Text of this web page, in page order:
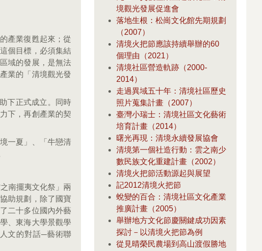
產業復甦起來；從
個目標，必須集結
域的發展，是無法
業的「清境觀光發
下正式成立。同時
下，再創產業的契
一夏」、「牛戀清
南擺夷文化祭」兩
助規劃，除了國寶
二十多位國內外藝
、東海大學景觀學
文的對話─藝術聯
境觀光發展促進會
落地生根：松崗文化館先期規劃
（2007）
清境火把節應該持續舉辦的60
個理由（2021）
清境社區營造軌跡（2000-
2014）
走過異域五十年：清境社區歷史
照片蒐集計畫（2007）
臺灣小瑞士：清境社區文化藝術
培育計畫（2014）
曙光再現：清境永續發展協會
清境第一個社造行動：雲之南少
數民族文化重建計畫（2002）
清境火把節活動源起與展望
記2012清境火把節
蛻變的百合：清境社區文化產業
推廣計畫（2005）
舉辦地方文化節慶關鍵成功因素
探討－以清境火把節為例
從見晴榮民農場到高山渡假勝地